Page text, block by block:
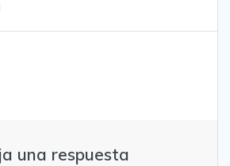
una respuesta